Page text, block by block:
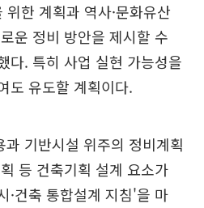
한 계획과 역사·문화유산
운 정비 방안을 제시할 수
다. 특히 사업 실현 가능성을
도 유도할 계획이다.
기반시설 위주의 정비계획
등 건축기획 설계 요소가
·건축 통합설계 지침'을 마